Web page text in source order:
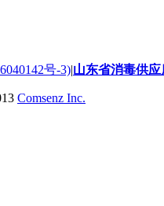
号-3)|山东省消毒供
Comsenz Inc.